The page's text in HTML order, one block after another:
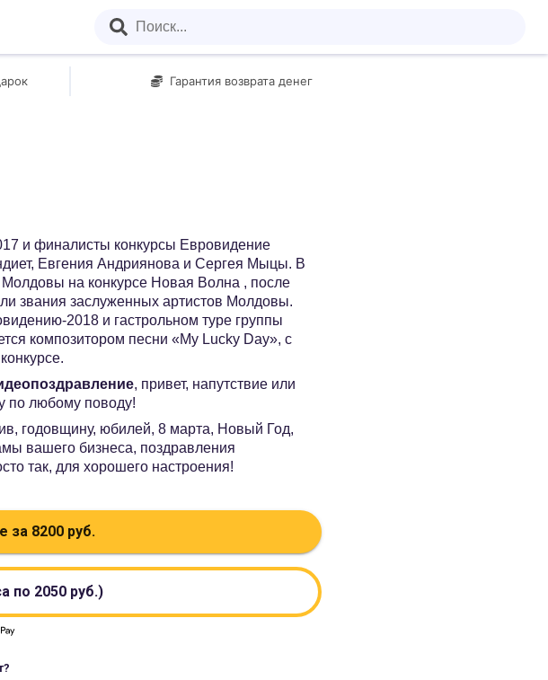
Гарантия возврата денег
и финалисты конкурсы Евровидение
Евгения Андриянова и Сергея Мыцы. В
Молдовы на конкурсе Новая Волна , после
звания заслуженных артистов Молдовы.
2018 и гастрольном туре группы
композитором песни «My Lucky Day», с
, привет, напутствие или
по любому поводу!
годовщину, юбилей, 8 марта, Новый Год,
вашего бизнеса, поздравления
так, для хорошего настроения!
за 8200 руб.
по 2050руб.)